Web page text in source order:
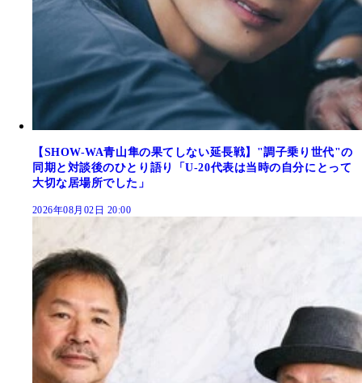
【SHOW-WA青山隼の果てしない延長戦】"調子乗り世代"の
同期と対談後のひとり語り「U-20代表は当時の自分にとって
大切な居場所でした」
2026年08月02日 20:00